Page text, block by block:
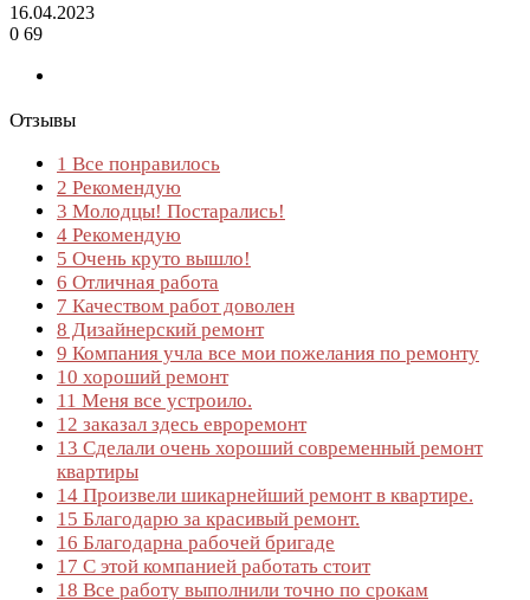
16.04.2023
0 69
Отзывы
1 Все понравилось
2 Рекомендую
3 Молодцы! Постарались!
4 Рекомендую
5 Очень круто вышло!
6 Отличная работа
7 Качеством работ доволен
8 Дизайнерский ремонт
9 Компания учла все мои пожелания по ремонту
10 хороший ремонт
11 Меня все устроило.
12 заказал здесь евроремонт
13 Сделали очень хороший современный ремонт
квартиры
14 Произвели шикарнейший ремонт в квартире.
15 Благодарю за красивый ремонт.
16 Благодарна рабочей бригаде
17 С этой компанией работать стоит
18 Все работу выполнили точно по срокам